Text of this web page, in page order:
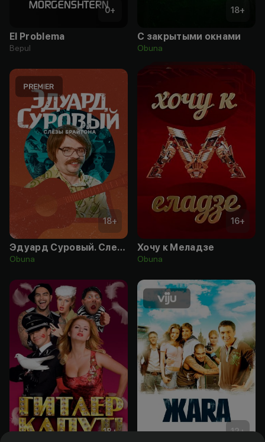
0+
El Problema
Bepul
18+
С закрытыми окнами
Obuna
18+
Эдуард Суровый. Слезы Брайтона
Obuna
16+
Хочу к Меладзе
Obuna
18+ 12+